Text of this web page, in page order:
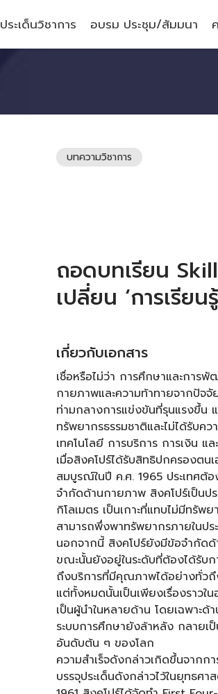
ประเด็นวิชาการ อบรม ประชุม/สัมมนา
บทความวิชาการ
ถอดบทเรียน
เปลี่ยน ‘การเรียน
เกี่ยวกับเอกสาร
เชื่อหรือไม่ว่า การศึกษาและการ
กายภาพและความท้าทายจากปัจจั
ท่ามกลางการแข่งขันที่รุนแรงขึ้น
ทรัพยากรธรรมชาติและไม่ได้รับค
เทคโนโลยี การบริการ การเงิน
เมื่อสิงคโปร์ได้รับสิทธิปกครองตน
สมบูรณ์ในปี ค.ศ. 1965 ประเทศต้
จำกัดด้านกายภาพ สิงคโปร์เป็นป
กิโลเมตร เป็นเกาะที่แทบไม่มีทรัพ
สามารถพึ่งพาทรัพยากรภายในป
นอกจากนี้ สิงคโปร์ยังมีข้อจำกัด
ขณะนั้นยังอยู่ในระดับที่ต้องได้รับก
ถึงบริการที่มีคุณภาพได้อย่างทั่ว
แต่ทั้งหมดนั้นเป็นเพียงเรื่องราวใ
เป็นผู้นำในหลายด้าน โดยเฉพาะ
ระบบการศึกษายังล้าหลัง กลายเ
อันดับต้น ๆ ของโลก
ความสำเร็จดังกล่าวเกิดขึ้นจาก
บรรจุประเด็นดังกล่าวไว้ในยุทธศ